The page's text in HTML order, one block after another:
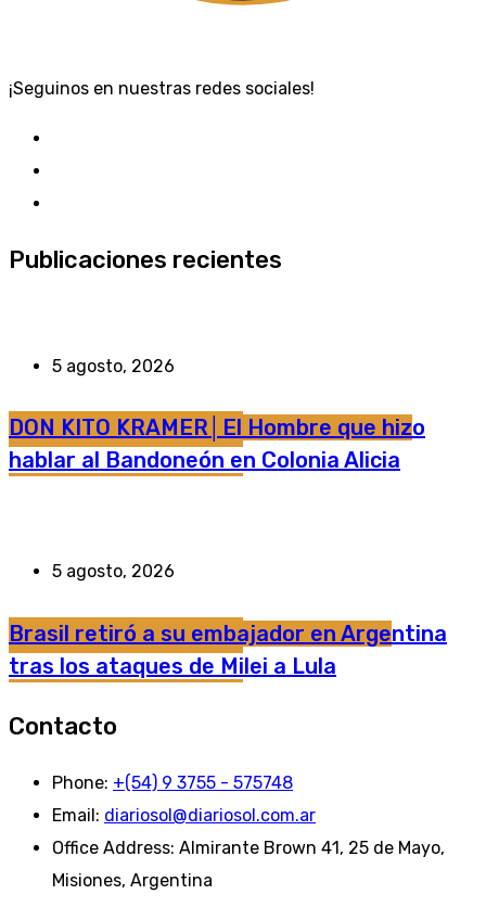
¡Seguinos en nuestras redes sociales!
Publicaciones recientes
5 agosto, 2026
DON KITO KRAMER│El Hombre que hizo
hablar al Bandoneón en Colonia Alicia
5 agosto, 2026
Brasil retiró a su embajador en Argentina
tras los ataques de Milei a Lula
Contacto
Phone: +(54) 9 3755 - 575748
Email: diariosol@diariosol.com.ar
Office Address: Almirante Brown 41, 25 de Mayo,
Misiones, Argentina